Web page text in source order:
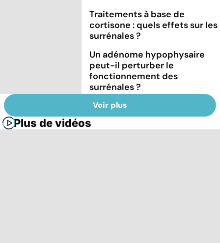
Traitements à base de
cortisone : quels effets sur les
surrénales ?
Un adénome hypophysaire
peut-il perturber le
fonctionnement des
surrénales ?
Voir plus
Plus de vidéos